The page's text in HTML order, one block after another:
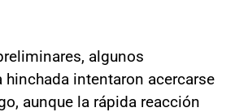
algunos
hinchada intentaron acercarse
aunque la rápida reacción